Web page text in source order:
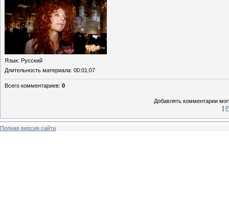
Язык: Русский
Длительность материала: 00:01:07
Всего комментариев: 0
Добавлять комментарии
[
Полная версия сайта